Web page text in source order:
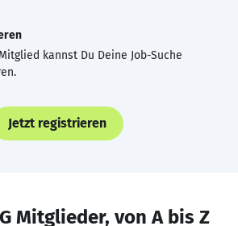
kannst Du Deine Job-Suche
Jetzt registrieren
Mitglieder, von A bis Z